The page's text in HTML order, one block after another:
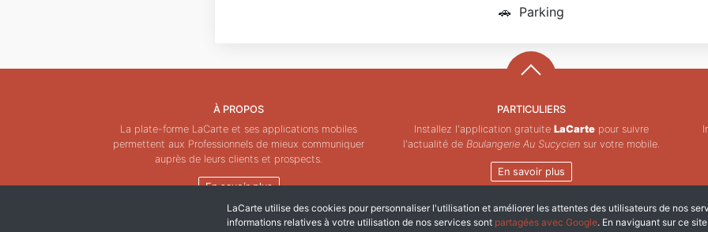
🚗 Parking
À PROPOS
La plate-forme LaCarte et ses applications mobiles
permettent aux Professionnels de mieux communiquer
auprès de leurs clients et prospects.
En savoir plus
PARTICULIERS
Installez l'application gratuite LaCartepour suivre
l'actualité de Boulangerie Au Sucyciensur votre mobile.
En savoir plus
Copyright © ZeMAP 2026 - Tous droits réservés.
LaCarte utilise des cookies pour personnaliser l'utilisation et améliorer les attentes des utilisateurs de nos
informations relatives à votre utilisation de nos services sont partagées avec Google. En naviguant sur ce